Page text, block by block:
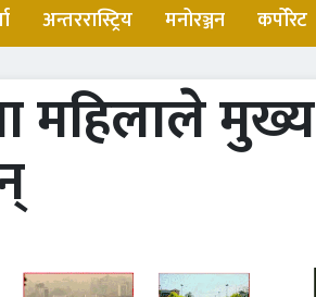
अन्तररास्ट्रिय मनोरञ्जन कर्पोरेट
महिलाले मुख्य